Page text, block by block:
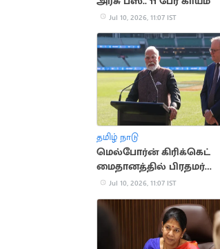
Jul 10, 2026, 11:07 IST
தமிழ் நாடு
மெல்போர்ன் கிரிக்கெட்
மைதானத்தில் பிரதமர்
மோடிக்கு உற்சாக வரவேற்பு
Jul 10, 2026, 11:07 IST